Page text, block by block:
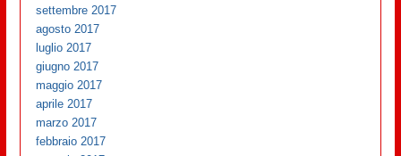
settembre 2017
agosto 2017
luglio 2017
giugno 2017
maggio 2017
aprile 2017
marzo 2017
febbraio 2017